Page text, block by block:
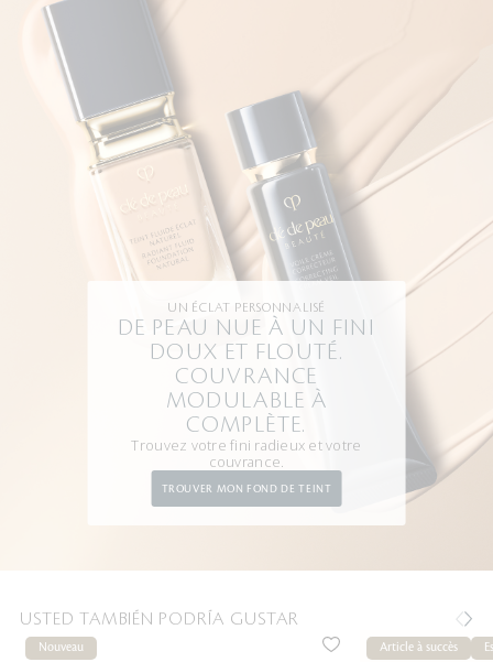
UN ÉCLAT PERSONNALISÉ
DE PEAU NUE À UN FINI
DOUX ET FLOUTÉ.
COUVRANCE
MODULABLE À
COMPLÈTE.
Trouvez votre fini radieux et votre
couvrance.
TROUVER MON FOND DE TEINT
USTED TAMBIÉN PODRÍA GUSTAR
Nouveau Article à succès